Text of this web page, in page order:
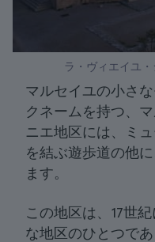
ラ・ヴィエイユ
マルセイユの小さ
クネームを持つ、
ニエ地区には、ミ
を結ぶ遊歩道の他
ます。
この地区は、17世
な地区のひとつで